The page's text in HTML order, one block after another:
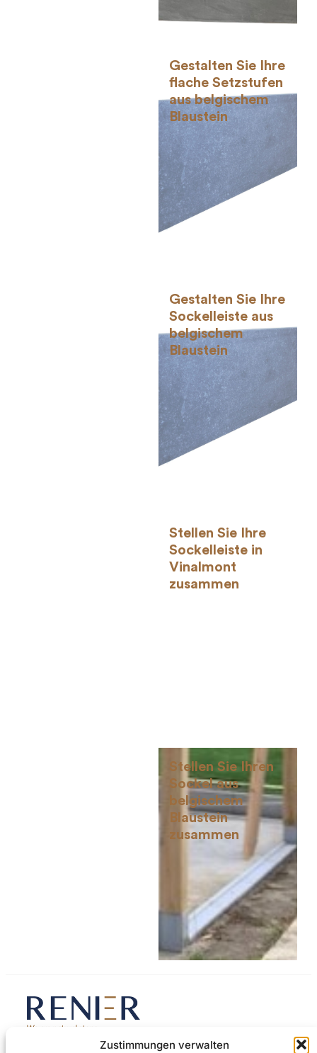
Zustimmungen verwalten
Gestalten Sie Ihre
flache Setzstufen
aus belgischem
Blaustein
Gestalten Sie Ihre
Sockelleiste aus
belgischem
Blaustein
Stellen Sie Ihre
Sockelleiste in
Vinalmont
zusammen
Stellen Sie Ihren
Sockel aus
belgischem
Blaustein
zusammen